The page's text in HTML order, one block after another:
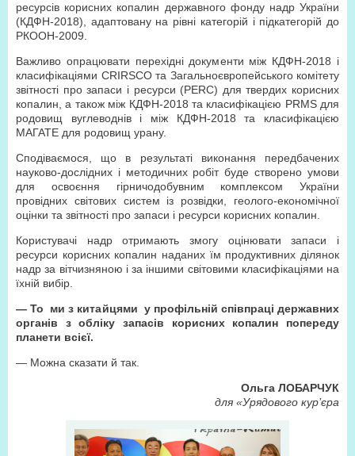
ресурсів корисних копалин державного фонду надр України
(КДФН-2018), адаптовану на рівні категорій і підкатегорій до
РКООН-2009.
Важливо опрацювати перехідні документи між КДФН-2018 і
класифікаціями CRIRSCO та Загальноєвропейського комітету
звітності про запаси і ресурси (PERC) для твердих корисних
копалин, а також між КДФН-2018 та класифікацією PRMS для
родовищ вуглеводнів і між КДФН-2018 та класифікацією
МАГАТЕ для родовищ урану.
Сподіваємося, що в результаті виконання передбачених
науково-дослідних і методичних робіт буде створено умови
для освоєння гірничодобувним комплексом України
провідних світових систем із розвідки, геолого-економічної
оцінки та звітності про запаси і ресурси корисних копалин.
Користувачі надр отримають змогу оцінювати запаси і
ресурси корисних копалин наданих їм продуктивних ділянок
надр за вітчизняною і за іншими світовими класифікаціями на
їхній вибір.
— То ми з китайцями у профільній співпраці державних
органів з обліку запасів корисних копалин попереду
планети всієї.
— Можна сказати й так.
Ольга ЛОБАРЧУК
для «Урядового кур’єра